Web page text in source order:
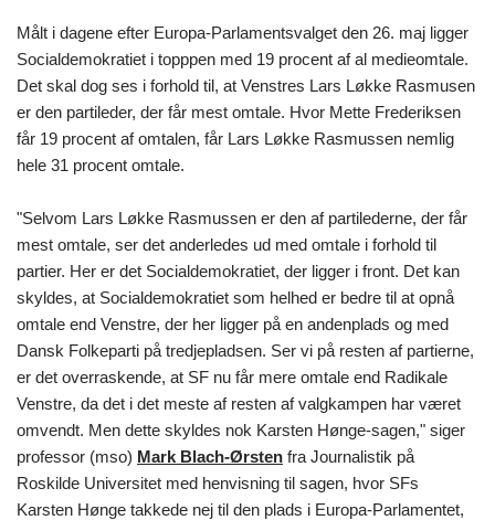
Målt i dagene efter Europa-Parlamentsvalget den 26. maj ligger
Socialdemokratiet i topppen med 19 procent af al medieomtale.
Det skal dog ses i forhold til, at Venstres Lars Løkke Rasmusen
er den partileder, der får mest omtale. Hvor Mette Frederiksen
får 19 procent af omtalen, får Lars Løkke Rasmussen nemlig
hele 31 procent omtale.
"Selvom Lars Løkke Rasmussen er den af partilederne, der får
mest omtale, ser det anderledes ud med omtale i forhold til
partier. Her er det Socialdemokratiet, der ligger i front. Det kan
skyldes, at Socialdemokratiet som helhed er bedre til at opnå
omtale end Venstre, der her ligger på en andenplads og med
Dansk Folkeparti på tredjepladsen. Ser vi på resten af partierne,
er det overraskende, at SF nu får mere omtale end Radikale
Venstre, da det i det meste af resten af valgkampen har været
omvendt. Men dette skyldes nok Karsten Hønge-sagen," siger
professor (mso) Mark Blach-Ørsten fra Journalistik på
Roskilde Universitet med henvisning til sagen, hvor SFs
Karsten Hønge takkede nej til den plads i Europa-Parlamentet,